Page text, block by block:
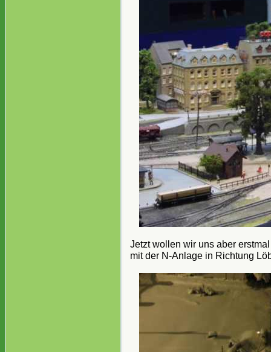
Jetzt wollen wir uns aber
mit der N-Anlage in Richtung